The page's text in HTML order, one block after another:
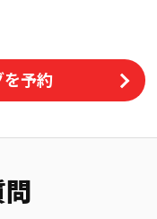
を予約
問